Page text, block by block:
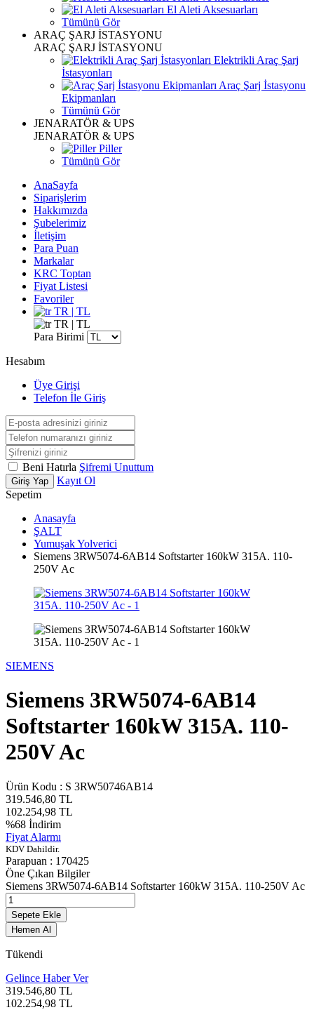
El Aleti Aksesuarları
Tümünü Gör
ARAÇ ŞARJ İSTASYONU
ARAÇ ŞARJ İSTASYONU
Elektrikli Araç Şarj
İstasyonları
Araç Şarj İstasyonu
Ekipmanları
Tümünü Gör
JENARATÖR & UPS
JENARATÖR & UPS
Piller
Tümünü Gör
AnaSayfa
Siparişlerim
Hakkımızda
Şubelerimiz
İletişim
Para Puan
Markalar
KRC Toptan
Fiyat Listesi
Favoriler
TR | TL
TR | TL
Para Birimi
Hesabım
Üye Girişi
Telefon İle Giriş
Beni Hatırla Şifremi Unuttum
Giriş Yap
Kayıt Ol
Sepetim
Anasayfa
ŞALT
Yumuşak Yolverici
Siemens 3RW5074-6AB14 Softstarter 160kW 315A. 110-
250V Ac
SIEMENS
Siemens 3RW5074-6AB14
Softstarter 160kW 315A. 110-
250V Ac
Ürün Kodu : S 3RW50746AB14
319.546,80 TL
102.254,98 TL
%68 İndirim
Fiyat Alarmı
KDV Dahildir.
Parapuan : 170425
Öne Çıkan Bilgiler
Siemens 3RW5074-6AB14 Softstarter 160kW 315A. 110-250V Ac
Sepete Ekle
Hemen Al
Tükendi
Gelince Haber Ver
319.546,80 TL
102.254,98 TL